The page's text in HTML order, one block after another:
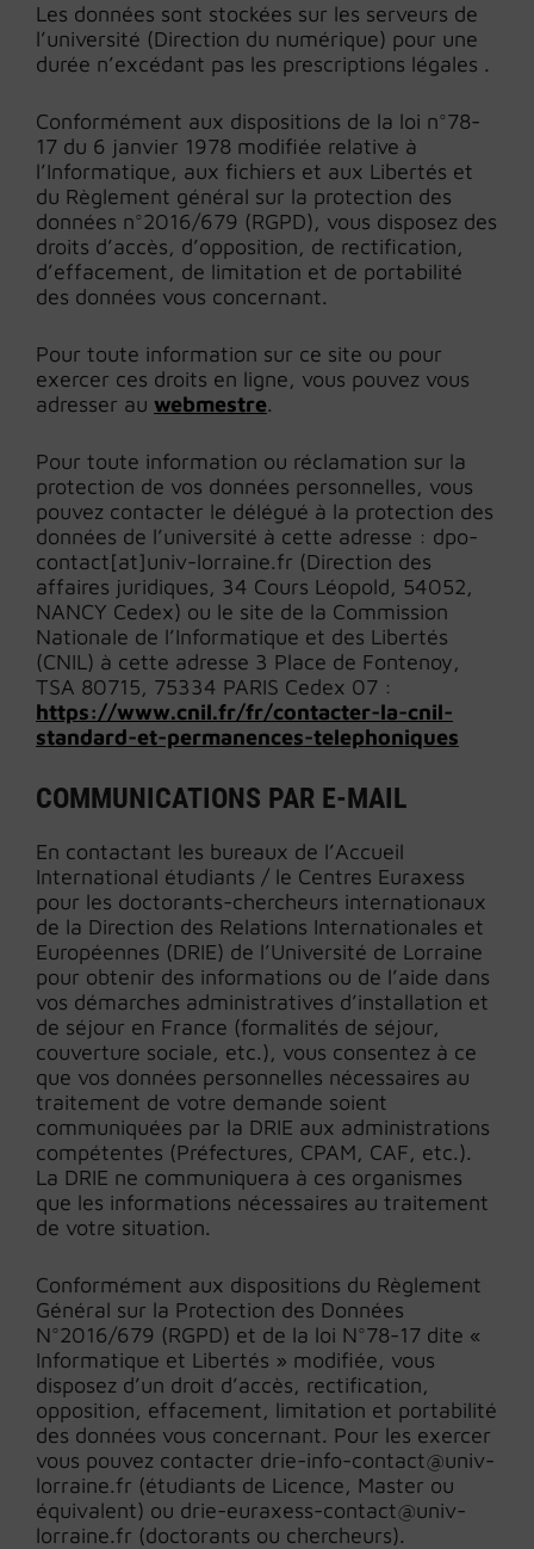
Les données sont stockées sur les serveurs de
l’université (Direction du numérique) pour une
durée n’excédant pas les prescriptions légales .
Conformément aux dispositions de la loi n°78-
17 du 6 janvier 1978 modifiée relative à
l’Informatique, aux fichiers et aux Libertés et
du Règlement général sur la protection des
données n°2016/679 (RGPD), vous disposez des
droits d’accès, d’opposition, de rectification,
d’effacement, de limitation et de portabilité
des données vous concernant.
Pour toute information sur ce site ou pour
exercer ces droits en ligne, vous pouvez vous
adresser au webmestre.
Pour toute information ou réclamation sur la
protection de vos données personnelles, vous
pouvez contacter le délégué à la protection des
données de l’université à cette adresse : dpo-
contact[at]univ-lorraine.fr (Direction des
affaires juridiques, 34 Cours Léopold, 54052,
NANCY Cedex) ou le site de la Commission
Nationale de l’Informatique et des Libertés
(CNIL) à cette adresse 3 Place de Fontenoy,
TSA 80715, 75334 PARIS Cedex 07 :
https://www.cnil.fr/fr/contacter-la-cnil-
standard-et-permanences-telephoniques
COMMUNICATIONS PAR E-MAIL
En contactant les bureaux de l’Accueil
International étudiants / le Centres Euraxess
pour les doctorants-chercheurs internationaux
de la Direction des Relations Internationales et
Européennes (DRIE) de l’Université de Lorraine
pour obtenir des informations ou de l’aide dans
vos démarches administratives d’installation et
de séjour en France (formalités de séjour,
couverture sociale, etc.), vous consentez à ce
que vos données personnelles nécessaires au
traitement de votre demande soient
communiquées par la DRIE aux administrations
compétentes (Préfectures, CPAM, CAF, etc.).
La DRIE ne communiquera à ces organismes
que les informations nécessaires au traitement
de votre situation.
Conformément aux dispositions du Règlement
Général sur la Protection des Données
N°2016/679 (RGPD) et de la loi N°78-17 dite «
Informatique et Libertés » modifiée, vous
disposez d’un droit d’accès, rectification,
opposition, effacement, limitation et portabilité
des données vous concernant. Pour les exercer
vous pouvez contacter drie-info-contact@univ-
lorraine.fr (étudiants de Licence, Master ou
équivalent) ou drie-euraxess-contact@univ-
lorraine.fr (doctorants ou chercheurs).